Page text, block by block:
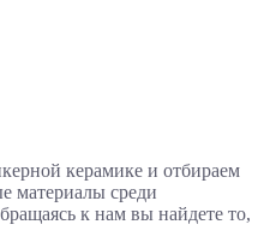
керамике и отбираем
материалы среди
к нам вы найдете то,